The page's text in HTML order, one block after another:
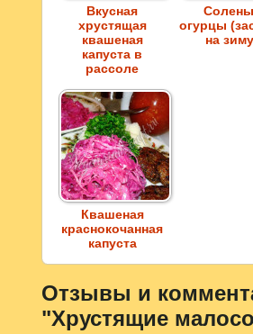
Вкусная
хрустящая
квашеная
капуста в
рассоле
огурцы
на
Квашеная
краснокочанная
капуста
Отзывы и
"Хрустящие